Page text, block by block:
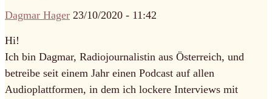
Dagmar Hager 23/10/2020 - 11:42
Hi!
Ich bin Dagmar, Radiojournalistin aus Österreich, und
betreibe seit einem Jahr einen Podcast auf allen
Audioplattformen, in dem ich lockere Interviews mit